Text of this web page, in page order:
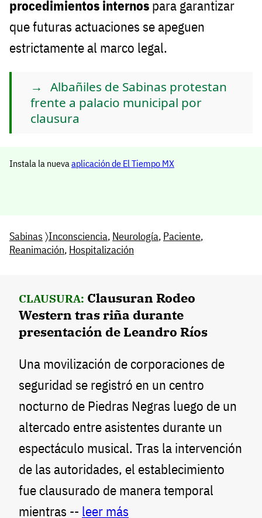
procedimientos internos para garantizar
que futuras actuaciones se apeguen
estrictamente al marco legal.
Albañiles de Sabinas protestan
frente a palacio municipal por
clausura
Instala la nuevaaplicación de El Tiempo MX
Sabinas 〉Inconsciencia, Neurología, Paciente,
Reanimación, Hospitalización
CLAUSURA: Clausuran Rodeo
Western tras riña durante
presentación de Leandro Ríos
Una movilización de corporaciones de
seguridad se registró en un centro
nocturno de Piedras Negras luego de un
altercado entre asistentes durante un
espectáculo musical. Tras la intervención
de las autoridades, el establecimiento
fue clausurado de manera temporal
mientras -- leer más